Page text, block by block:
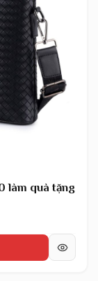
làm quà tặng